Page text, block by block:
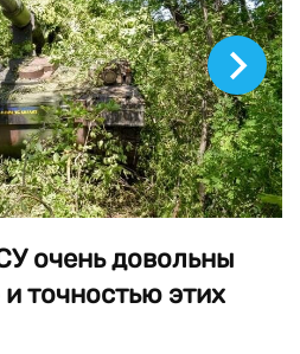
очень довольны
точностью этих